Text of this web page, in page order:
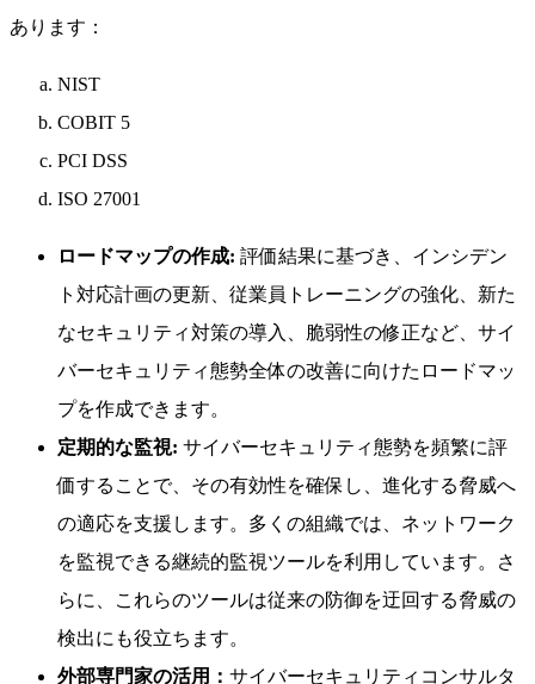
あります：
NIST
COBIT 5
PCI DSS
ISO 27001
ロードマップの作成: 評価結果に基づき、インシデン
ト対応計画の更新、従業員トレーニングの強化、新た
なセキュリティ対策の導入、脆弱性の修正など、サイ
バーセキュリティ態勢全体の改善に向けたロードマッ
プを作成できます。
定期的な監視: サイバーセキュリティ態勢を頻繁に評
価することで、その有効性を確保し、進化する脅威へ
の適応を支援します。多くの組織では、ネットワーク
を監視できる継続的監視ツールを利用しています。さ
らに、これらのツールは従来の防御を迂回する脅威の
検出にも役立ちます。
外部専門家の活用： サイバーセキュリティコンサルタ